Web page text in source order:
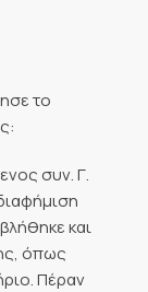
το
συν. Γ.
και
όπως
Πέραν